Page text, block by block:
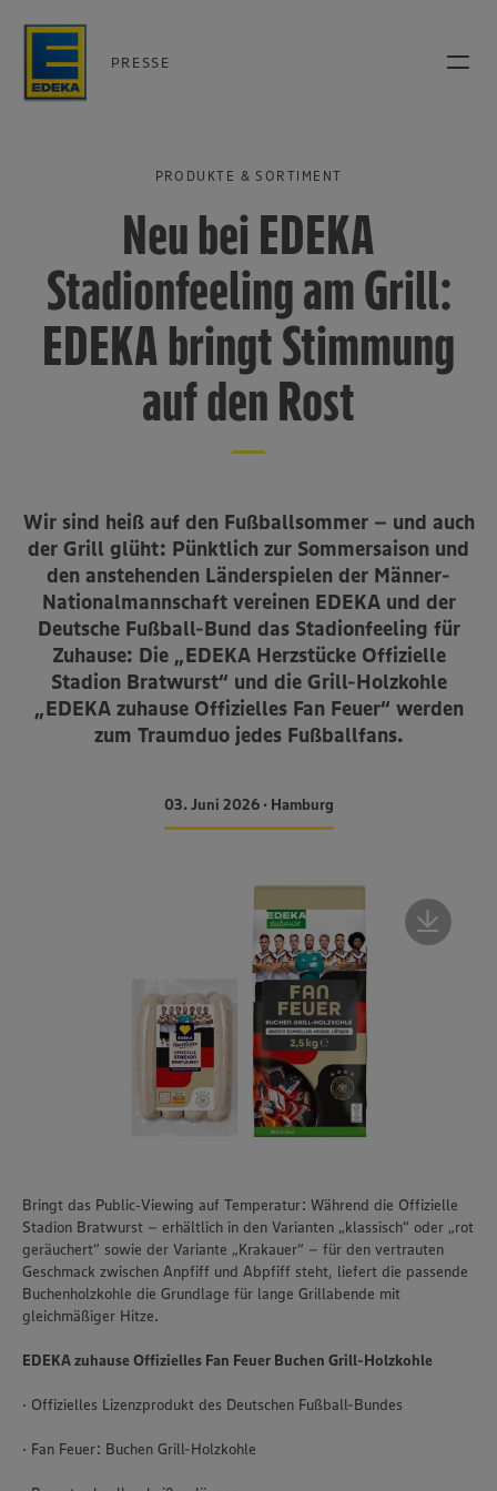
PRESSE
PRODUKTE & SORTIMENT
Neu bei EDEKA
Stadionfeeling am Grill:
EDEKA bringt Stimmung
auf den Rost
Wir sind heiß auf den Fußballsommer – und auch
der Grill glüht: Pünktlich zur Sommersaison und
den anstehenden Länderspielen der Männer-
Nationalmannschaft vereinen EDEKA und der
Deutsche Fußball-Bund das Stadionfeeling für
Zuhause: Die „EDEKA Herzstücke Offizielle
Stadion Bratwurst“ und die Grill-Holzkohle
„EDEKA zuhause Offizielles Fan Feuer“ werden
zum Traumduo jedes Fußballfans.
03. Juni 2026 • Hamburg
Bringt das Public‑Viewing auf Temperatur: Während die Offizielle
Stadion Bratwurst – erhältlich in den Varianten „klassisch“ oder „rot
geräuchert“ sowie der Variante „Krakauer“ – für den vertrauten
Geschmack zwischen Anpfiff und Abpfiff steht, liefert die passende
Buchenholzkohle die Grundlage für lange Grillabende mit
gleichmäßiger Hitze.
EDEKA zuhause Offizielles Fan Feuer Buchen Grill-Holzkohle
· Offizielles Lizenzprodukt des Deutschen Fußball-Bundes
· Fan Feuer: Buchen Grill-Holzkohle